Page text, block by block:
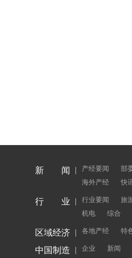
新 闻 产经要闻 部
海外产经
快
行 业 行业要闻 旅
机电
综合
区域经济 各地产经 特
中国制造 企业 新闻